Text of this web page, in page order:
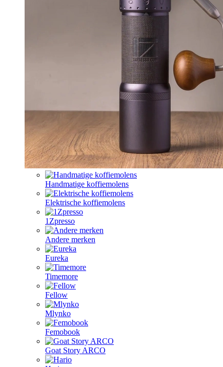
Handmatige koffiemolens
Elektrische koffiemolens
1Zpresso
Andere merken
Eureka
Timemore
Fellow
Mlynko
Femobook
Goat Story ARCO